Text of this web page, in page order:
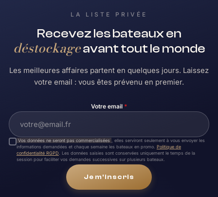
LA LISTE PRIVÉE
Recevez les bateaux en
déstockageavant tout le monde
Les meilleures affaires partent en quelques jours. Laissez
votre email : vous êtes prévenu en premier.
Votre email *
Vos données ne seront pas commercialisées
, elles serviront seulement à vous envoyer les
informations demandées et chaque semaine les bateaux en promo. Politique de
confidentialité RGPD . Les données saisies sont conservées uniquement le temps de la
session pour faciliter vos demandes successives sur plusieurs bateaux.
Je m'inscris